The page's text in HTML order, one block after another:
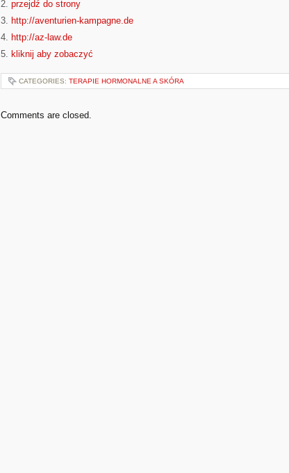
2. przejdź do strony
3. http://aventurien-kampagne.de
4. http://az-law.de
5. kliknij aby zobaczyć
CATEGORIES: TERAPIE HORMONALNE A SKÓRA
Comments are closed.